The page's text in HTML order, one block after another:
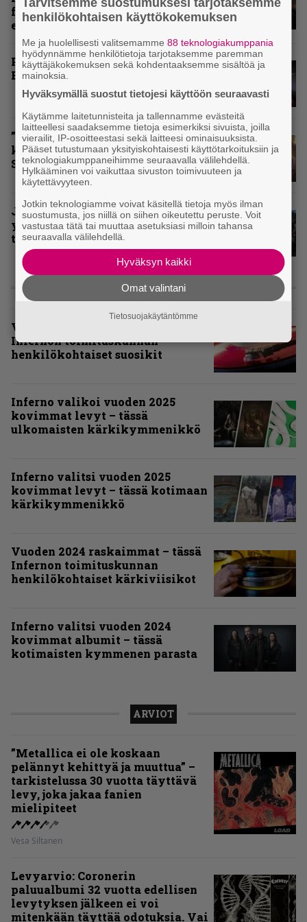
festarin kakkospäivän
esityksistä
Paluu vanhaan liittoon – Arch
Enemy Tavastialla
”Näillä festareilla kaikki on aina
kohdallaan” – raportti John
Smith Rock Festivalista
John Smith Rock Festivalin
yleisögalleria – bongaatko itsesi
tai tuttuja joukosta?
KOLUMNIT
Vuoden 2025 raskaimmat –
Infernon toimituskunnan
henkilökohtaiset suosikit
Inferno valikoi vuoden 2025
kovimmat levyt – tässä
ulkomaisten kärkikymmenikkö
Inferno valitsi vuoden 2025
kovimmat levyt – tässä kotimaan
kärkikymmenikkö
Vuoden 2024 raskaimmat – tässä
Infernon toimituskunnan
henkilökohtaiset kärkiviisikot
Inferno valitsi vuoden 2024
kovimmat albumit – tässä
kotimaisten kymmenen parasta
ARVIOT
”Metallica ei ole koskaan
pelännyt kehittyä ja muuttua” –
tarkistelussa 30 vuotta täyttävä
levy, joka jakaa fanien
mielipiteet
Vesa Siltanen
Levyarvio: Coronerin
paluualbumi 32 vuotta edellisen
levytyksen jälkeen ei voi
mitenkään täyttää odotuksia. Vai
henkilökohtaisen käyttökokemuksen
Me ja huolellisesti valitsemamme88 teknologiakumppania
hyödynnämme henkilötietoja tarjotaksemme paremman
käyttäjäkokemuksen sekä kohdentaaksemme sisältöä ja
mainoksia.
Hyväksymällä suostut tietojesi käyttöön seuraavasti
Käytämme laitetunnisteita ja tallennamme evästeitä
laitteellesi saadaksemme tietoja esimerkiksi sivuista, joilla
vierailit, IP-osoitteestasi sekä laitteesi ominaisuuksista.
Pääset tutustumaan yksityiskohtaisesti käyttötarkoituksiin ja
teknologiakumppaneihimme seuraavalla välilehdellä.
Hylkääminen voi vaikuttaa sivuston toimivuuteen ja
käytettävyyteen.
Jotkin teknologiamme voivat käsitellä tietoja myös ilman
suostumusta, jos niillä on siihen oikeutettu peruste. Voit
vastustaa tätä tai muuttaa asetuksiasi milloin tahansa
seuraavalla välilehdellä.
Hyväksyn kaikki
Omat valintani
Tietosuojakäytäntömme